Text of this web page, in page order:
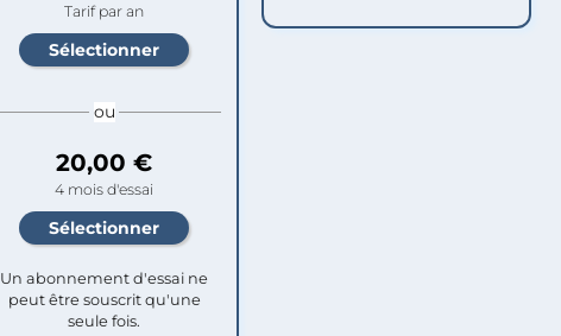
Tarif par an
ou
20,00 €
4 mois d'essai
Un abonnement d'essai ne
peut être souscrit qu'une
seule fois.​